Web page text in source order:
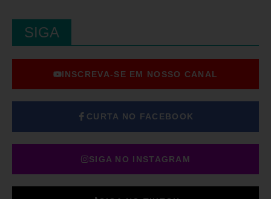
SIGA
INSCREVA-SE EM NOSSO CANAL
CURTA NO FACEBOOK
SIGA NO INSTAGRAM